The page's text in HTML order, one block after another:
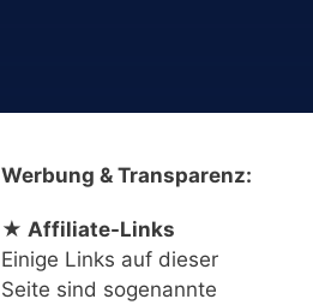
Werbung & Transparenz:
★ Affiliate-Links
Einige Links auf dieser
Seite sind sogenannte